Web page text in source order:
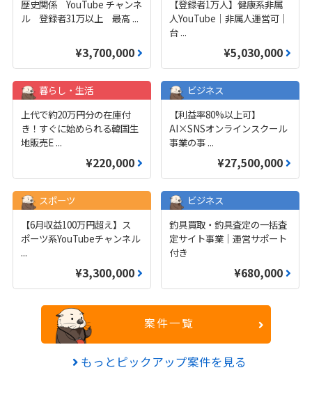
歴史関係 YouTube チャンネ
ル 登録者31万以上 最高 ...
¥3,700,000
【登録者1万人】健康系非属
人YouTube｜非属人運営可｜
台 ...
¥5,030,000
暮らし・生活
上代で約20万円分の在庫付
き！すぐに始められる韓国生
地販売E ...
¥220,000
ビジネス
【利益率80%以上可】
AI×SNSオンラインスクール
事業の事 ...
¥27,500,000
スポーツ
【6月収益100万円超え】ス
ポーツ系YouTubeチャンネル
...
¥3,300,000
ビジネス
釣具買取・釣具査定の一括査
定サイト事業｜運営サポート
付き
¥680,000
案件一覧
もっとピックアップ案件を見る